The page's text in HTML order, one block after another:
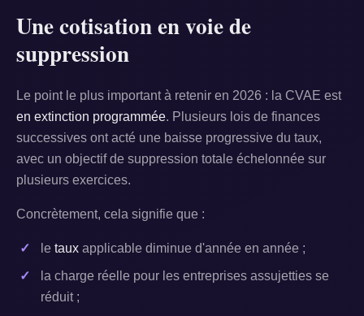
Une cotisation en voie de
suppression
Le point le plus important à retenir en 2026 : la CVAE est
en extinction programmée. Plusieurs lois de finances
successives ont acté une baisse progressive du taux,
avec un objectif de suppression totale échelonnée sur
plusieurs exercices.
Concrètement, cela signifie que :
le taux applicable diminue d'année en année ;
la charge réelle pour les entreprises assujetties se
réduit ;